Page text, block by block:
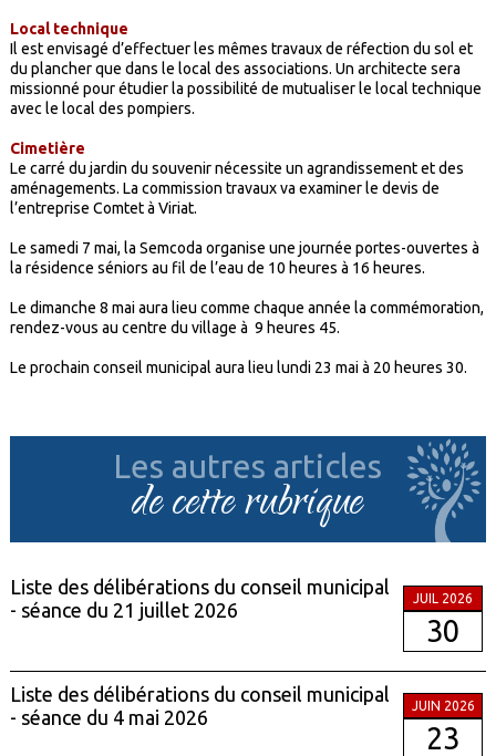
Local technique
Il est envisagé d’effectuer les mêmes travaux de réfection du sol et
du plancher que dans le local des associations. Un architecte sera
missionné pour étudier la possibilité de mutualiser le local technique
avec le local des pompiers.
Cimetière
Le carré du jardin du souvenir nécessite un agrandissement et des
aménagements. La commission travaux va examiner le devis de
l’entreprise Comtet à Viriat.
Le samedi 7 mai, la Semcoda organise une journée portes-ouvertes à
la résidence séniors au fil de l’eau de 10 heures à 16 heures.
Le dimanche 8 mai aura lieu comme chaque année la commémoration,
rendez-vous au centre du village à 9 heures 45.
Le prochain conseil municipal aura lieu lundi 23 mai à 20 heures 30.
Les autres articles
de cette rubrique
Liste des délibérations du conseil municipal
- séance du 21 juillet 2026
JUIL 2026
30
Liste des délibérations du conseil municipal
- séance du 4 mai 2026
JUIN 2026
23